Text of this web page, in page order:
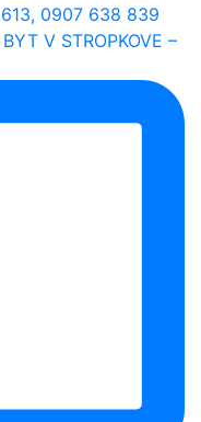
V STROPKOVE –